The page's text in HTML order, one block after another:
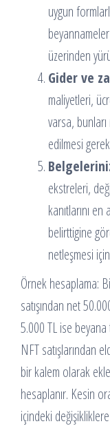
uygun
üzerinden
Gider ve
maliyetleri,
varsa,
edilmesi
ekstreleri,
kanıtlarını
belirttigine
netleşmesi
Örnek hesaplama:
satışından net
5.000 TL ise
NFT satışlarından
bir kalem olarak
hesaplanır. Kesin
içindeki